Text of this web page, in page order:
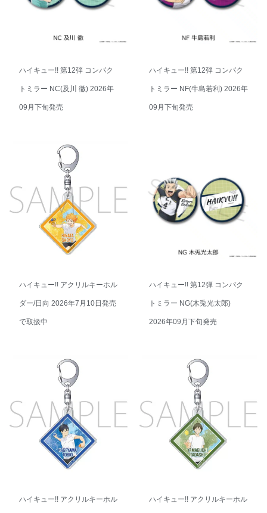
ハイキュー!! 第12弾 コンパク
トミラー NC(及川 徹) 2026年
09月下旬発売
ハイキュー!! 第12弾 コンパク
トミラー NF(牛島若利) 2026年
09月下旬発売
ハイキュー!! アクリルキーホル
ダー/日向 2026年7月10日発売
で取扱中
ハイキュー!! 第12弾 コンパク
トミラー NG(木兎光太郎)
2026年09月下旬発売
ハイキュー!! アクリルキーホル ハイキュー!! アクリルキーホル